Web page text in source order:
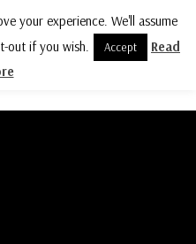
MENU
your experience. We'll assume
out if you wish.
Accept
Read